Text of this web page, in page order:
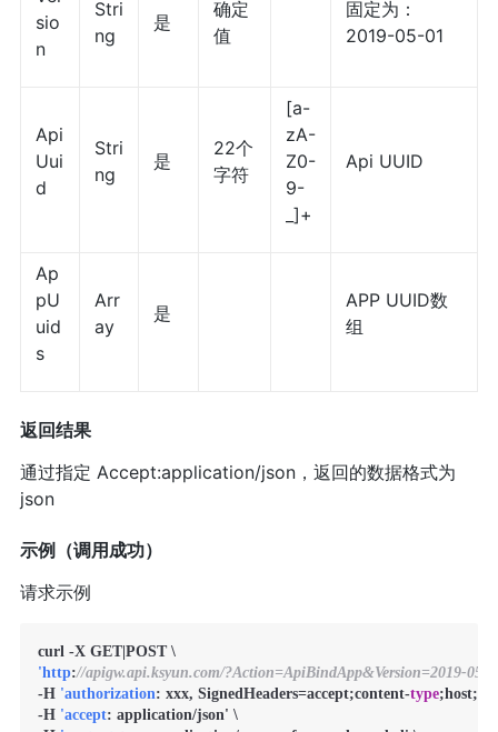
sio
n
Stri
ng
是
确定
值
固定为：
2019-05-01
Api
Uui
d
Stri
ng
是
22个
字符
[a-
zA-
Z0-
9-
_]+
Api UUID
Ap
pU
uid
s
Arr
ay
是
APP UUID数
组
返回结果
通过指定 Accept:application/json，返回的数据格式为
json
示例（调用成功）
请求示例
curl -X GET|POST \
'http://apigw.api.ksyun.com/?Action=ApiBindApp&Version=2019-
-H 'authorization: xxx, SignedHeaders=accept;content-type;host;x-
-H 'accept: application/json' \